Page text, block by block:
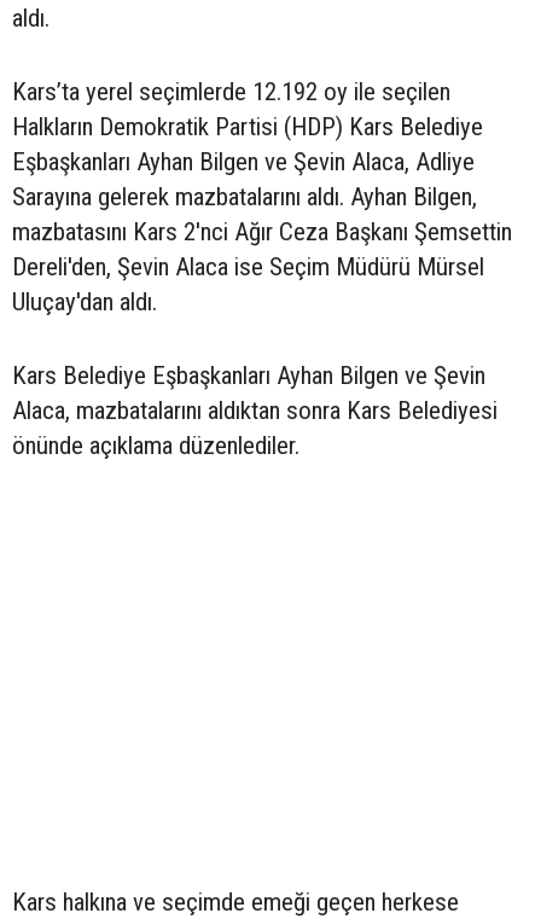
aldı.
Kars’ta yerel seçimlerde 12.192 oy ile seçilen
Halkların Demokratik Partisi (HDP) Kars Belediye
Eşbaşkanları Ayhan Bilgen ve Şevin Alaca, Adliye
Sarayına gelerek mazbatalarını aldı. Ayhan Bilgen,
mazbatasını Kars 2'nci Ağır Ceza Başkanı Şemsettin
Dereli'den, Şevin Alaca ise Seçim Müdürü Mürsel
Uluçay'dan aldı.
Kars Belediye Eşbaşkanları Ayhan Bilgen ve Şevin
Alaca, mazbatalarını aldıktan sonra Kars Belediyesi
önünde açıklama düzenlediler.
Kars halkına ve seçimde emeği geçen herkese